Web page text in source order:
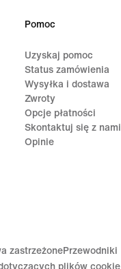
Pomoc
Uzyskaj pomoc
Status zamówienia
Wysyłka i dostawa
Zwroty
Opcje płatności
Skontaktuj się z nami
Opinie
zastrzeżonePrzewodniki
plików cookie